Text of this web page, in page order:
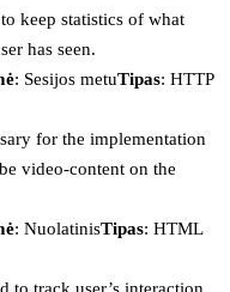
keep statistics of what
has seen.
: Sesijos metuTipas: HTTP
for the implementation
video-content on the
: NuolatinisTipas: HTML
to track user’s interaction